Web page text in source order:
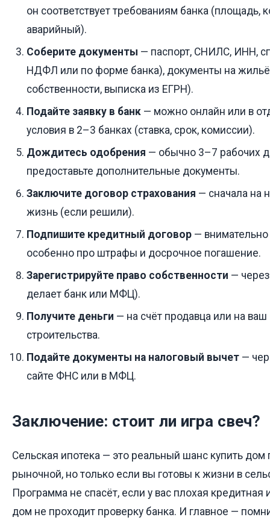
он соответствует требованиям банка (площадь,
аварийный).
Соберите документы — паспорт, СНИЛС, ИНН,
НДФЛ или по форме банка), документы на жильё
собственности, выписка из ЕГРН).
Подайте заявку в банк — можно онлайн или в
условия в 2–3 банках (ставка, срок, комиссии).
Дождитесь одобрения — обычно 3–7 рабочих
предоставьте дополнительные документы.
Заключите договор страхования — сначала на
жизнь (если решили).
Подпишите кредитный договор — внимательно
особенно про штрафы и досрочное погашение.
Зарегистрируйте право собственности —
делает банк или МФЦ).
Получите деньги — на счёт продавца или на ваш
строительства.
Подайте документы на налоговый вычет —
сайте ФНС или в МФЦ.
Заключение: стоит ли игра свеч?
Сельская ипотека — это реальный шанс купить дом
рыночной, но только если вы готовы к жизни в
Программа не спасёт, если у вас плохая
дом не проходит проверку банка. И главное —